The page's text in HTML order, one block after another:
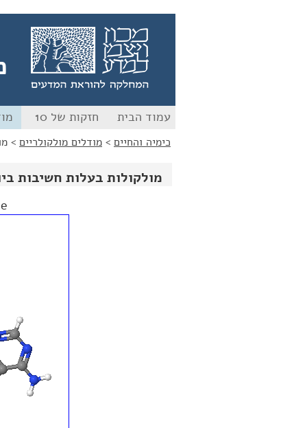
עמוד הבית חזקות של 10
כימיה והחיים > מודלים מולקולריים >
מולקולות בעלות חשיבות